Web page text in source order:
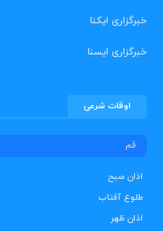
خبرگزاری ایکنا
خبرگزاری ایسنا
اوقات شرعی
اذان صبح
طلوع آفتاب
اذان ظهر